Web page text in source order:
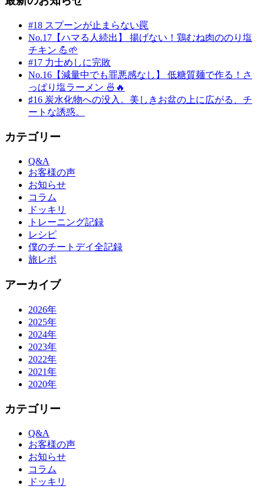
#18 スプーンが止まらない罠
No.17【ハマる人続出】 揚げない！鶏むね肉ののり塩
チキン 💪🌱
#17 力士めしに完敗
No.16【減量中でも罪悪感なし】 低糖質麺で作る！さ
っぱり塩ラーメン 🍜🔥
♯16 炭水化物への没入。美しきお盆の上に広がる、チ
ートな誘惑。
カテゴリー
Q&A
お客様の声
お知らせ
コラム
ドッキリ
トレーニング記録
レシピ
僕のチートデイ全記録
旅レポ
アーカイブ
2026年
2025年
2024年
2023年
2022年
2021年
2020年
カテゴリー
Q&A
お客様の声
お知らせ
コラム
ドッキリ